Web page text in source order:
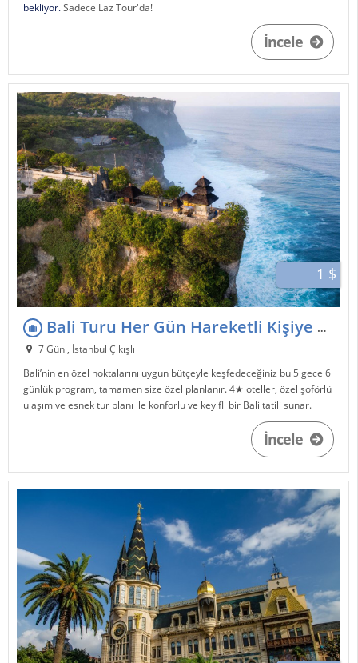
bekliyor.Sadece Laz Tour'da!
İncele
1 $
Bali Turu Her Gün Hareketli Kişiye Özel Ekonomik Bali Paketi
7 Gün , İstanbul Çıkışlı
Bali’nin en özel noktalarını uygun bütçeyle keşfedeceğiniz bu 5 gece 6
günlük program, tamamen size özel planlanır. 4★ oteller, özel şoförlü
ulaşım ve esnek tur planı ile konforlu ve keyifli bir Bali tatili sunar.
İncele